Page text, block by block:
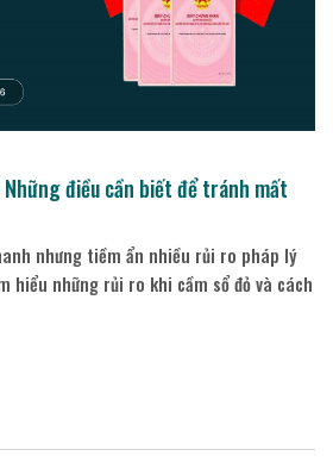
điều cần biết để tránh mất
nhưng tiềm ẩn nhiều rủi ro pháp lý
hiểu những rủi ro khi cầm sổ đỏ và cách